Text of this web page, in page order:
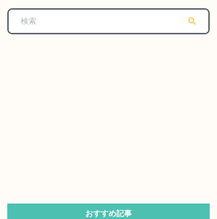
おすすめ記事